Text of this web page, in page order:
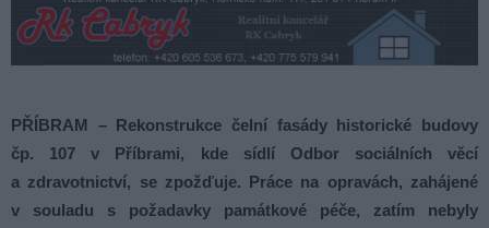
PŘÍBRAM – Rekonstrukce čelní fasády historické budovy
čp. 107 v Příbrami, kde sídlí Odbor sociálních věcí
a zdravotnictví, se zpožďuje. Práce na opravách, zahájené
v souladu s požadavky památkové péče, zatím nebyly